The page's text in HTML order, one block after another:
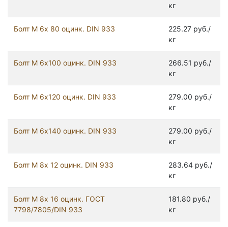
кг
Болт М 6х 80 оцинк. DIN 933
225.27 руб./
кг
Болт М 6х100 оцинк. DIN 933
266.51 руб./
кг
Болт М 6х120 оцинк. DIN 933
279.00 руб./
кг
Болт М 6х140 оцинк. DIN 933
279.00 руб./
кг
Болт М 8х 12 оцинк. DIN 933
283.64 руб./
кг
Болт М 8х 16 оцинк. ГОСТ
7798/7805/DIN 933
181.80 руб./
кг